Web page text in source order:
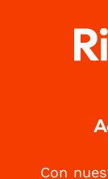
Con